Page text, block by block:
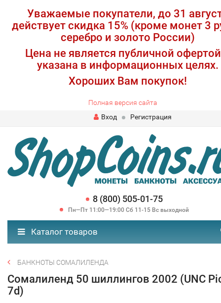
Уважаемые покупатели, до 31
действует скидка 15% (кроме монет 3
серебро и золото России)
Цена не является публичной
указана в информационных целях.
Хороших Вам покупок!
Полная версия сайта
Вход
Регистрация
8 (800) 505-01-75
Пн—Пт 11:00—19:00 Сб 11-15 Вс выходной
Каталог товаров
БАНКНОТЫ СОМАЛИЛЕНДА
Сомалиленд 50 шиллингов 2002 (UNC
7d)